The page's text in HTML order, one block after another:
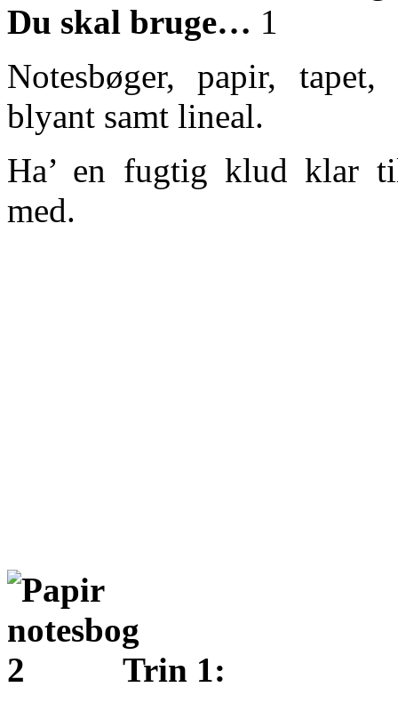
Du skal bruge…
Notesbøger, papir,
blyant samt lineal.
Ha’ en fugtig klud klar
med.
Trin 1: